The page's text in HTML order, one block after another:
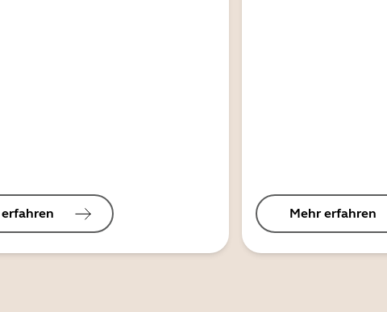
Mehr erfahren